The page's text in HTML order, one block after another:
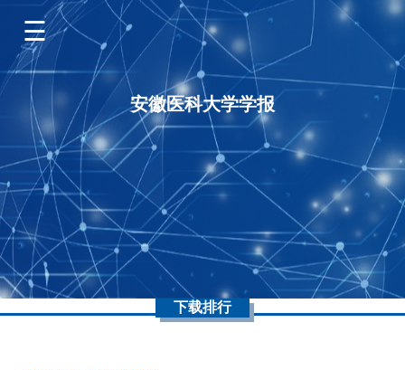
安徽医科大学学报
下载排行